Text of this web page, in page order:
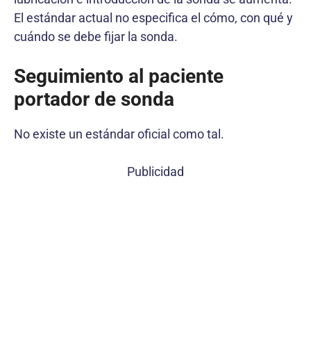
El estándar actual no especifica el cómo, con qué y
cuándo se debe fijar la sonda.
Seguimiento al paciente
portador de sonda
No existe un estándar oficial como tal.
Publicidad